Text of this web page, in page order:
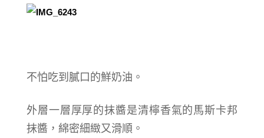
不怕吃到膩口的鮮奶油。
外層一層厚厚的抹醬是清檸香氣的馬斯卡邦
抹醬，綿密細緻又滑順。